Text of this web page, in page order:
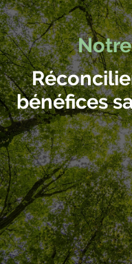
bénéfices